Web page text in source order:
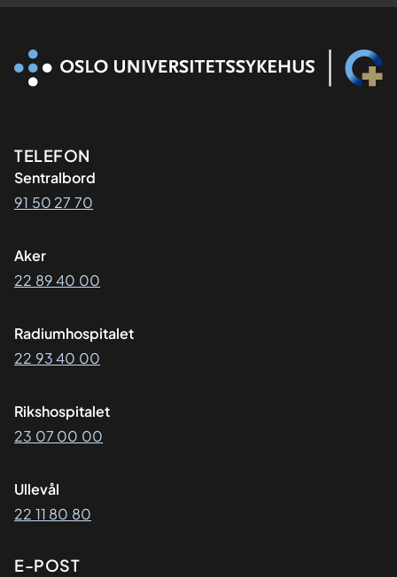
Kontaktinformasjon
TELEFON
Sentralbord
91 50 27 70
Aker
22 89 40 00
Radiumhospitalet
22 93 40 00
Rikshospitalet
23 07 00 00
Ullevål
22 11 80 80
E-POST